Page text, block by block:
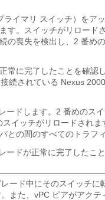
ライマリ スイッチ）をア
す。スイッチがリロード
の喪失を検出し、2 番め
常に完了したことを確認
続されている Nexus
ードします。2 番めのス
イッチがリロードされ
との間のすべてのトラフ
ードが正常に完了したこと
ード中にそのスイッチ
また、vPC ピアがアク